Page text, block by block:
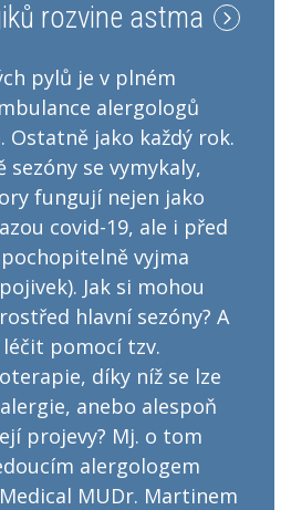
rozvine astma
pylů je v plném
alergologů
Ostatně jako každý rok.
sezóny se vymykaly,
fungují nejen jako
covid-19, ale i před
vyjma
Jak si mohou
hlavní sezóny? A
pomocí tzv.
díky níž se lze
anebo alespoň
projevy? Mj. o tom
alergologem
MUDr. Martinem